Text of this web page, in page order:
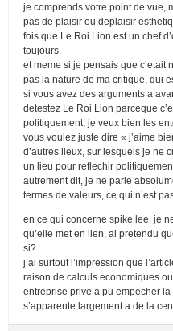
je comprends votre point de vue,
pas de plaisir ou deplaisir
fois que Le Roi Lion est un chef
toujours.
et meme si je pensais que c’etait
pas la nature de ma critique, qui
si vous avez des arguments a
detestez Le Roi Lion parceque
politiquement, je veux bien les
vous voulez juste dire « j’aime
d’autres lieux, sur lesquels je ne
un lieu pour reflechir
autrement dit, je ne parle
termes de valeurs, ce qui n’est
en ce qui concerne spike lee, je
qu’elle met en lien, ai pretendu
si?
j’ai surtout l’impression que
raison de calculs economiques
entreprise prive a pu empecher la
s’apparente largement a de la